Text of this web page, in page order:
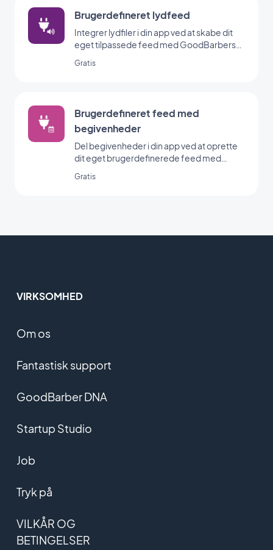
Brugerdefineret lydfeed
Integrer lydfiler i din app ved at skabe dit
eget tilpassede feed med GoodBarbers
Gratis
Brugerdefineret feed med
begivenheder
Del begivenheder i din app ved at oprette
dit eget brugerdefinerede feed med
Gratis
VIRKSOMHED
Om os
Fantastisk support
GoodBarber DNA
Startup Studio
Job
Tryk på
VILKÅR OG
BETINGELSER